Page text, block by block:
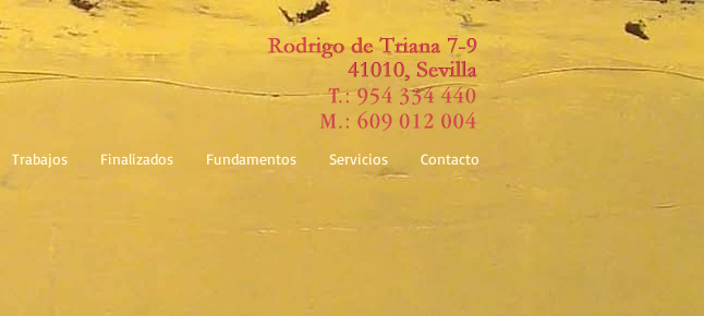
Trabajos Finalizados Fundamentos Servicios Contacto